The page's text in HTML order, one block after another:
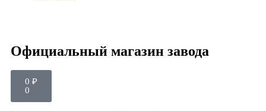
Официальный магазин завода
0 ₽
0